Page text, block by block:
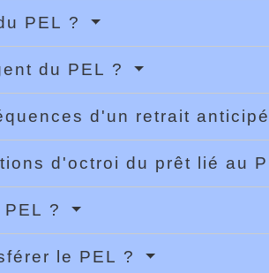
PEL ?
du PEL ?
d'un retrait
d'octroi du prêt lié au
?
le PEL ?